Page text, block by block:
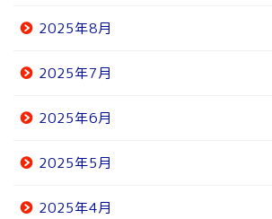
2025年8月
2025年7月
2025年6月
2025年5月
2025年4月